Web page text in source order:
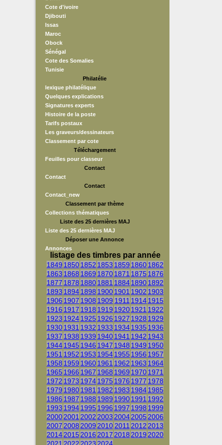
Cote d'ivoire
Djibouti
Issas
Maroc
Obock
Sénégal
Cote des Somalies
Tunisie
Philatélie
lexique philatélique
Quelques explications
Signatures experts
Histoire de la poste
Tarifs postaux
Les graveurs/dessinateurs
Classement par cote
Téléchargement
Feuilles pour classeur
Contact
Contact
Contact
Contact_new
Classement par thème
Collections thématiques
Liste des 25 dernières MAJ
Liste des 25 dernières MAJ
Déposer une Annonce
Annonces
listage des timbres par année
1849 18501852 1853 1859 18601862
1863 1868 1869 18701871 1875 1876
1877 1878 18801881 188418901892
1893 18941898 19001901 1902 1903
1906 1907 1908 1909 1911 19141915
1916 1917 1918 1919 19201921 1922
1923 19241925 1926 1927 1928 1929
19301931 1932 1933 19341935 1936
1937 1938 1939 19401941 1942 1943
19441945 1946 1947 1948 1949 1950
1951 1952 1953 19541955 1956 1957
1958 1959 19601961 1962 1963 1964
1965 1966 1967 1968 1969 19701971
1972 1973 19741975 1976 1977 1978
1979 19801981 1982 1983 19841985
1986 1987 1988 1989 19901991 1992
1993 19941995 1996 1997 1998 1999
20002001 2002 2003 20042005 2006
2007 2008 2009 2010 2011 2012 2013
20142015 2016 2017 2018 2019 2020